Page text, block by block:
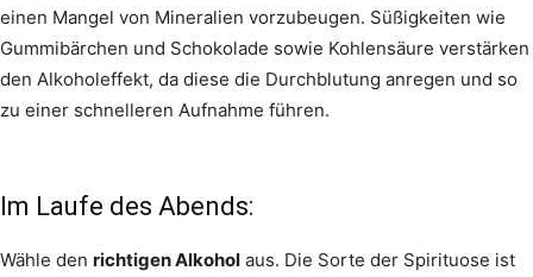
einen Mangel von Mineralien vorzubeugen. Süßigkeiten wie
Gummibärchen und Schokolade sowie Kohlensäure verstärken
den Alkoholeffekt, da diese die Durchblutung anregen und so
zu einer schnelleren Aufnahme führen.
Im Laufe des Abends:
Wähle den richtigen Alkohol aus. Die Sorte der Spirituose ist